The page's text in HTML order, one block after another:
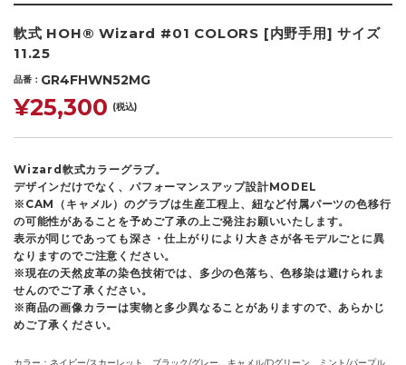
軟式 HOH® Wizard #01 COLORS [内野手用] サイズ
11.25
品番 GR4FHWN52MG
¥25,300 (税込)
Wizard軟式カラーグラブ。
デザインだけでなく、パフォーマンスアップ設計MODEL
※CAM（キャメル）のグラブは生産工程上、紐など付属パーツの色移行
の可能性があることを予めご了承の上ご発注お願いいたします。
表示が同じであっても深さ・仕上がりにより大きさが各モデルごとに異
なりますのでご注意ください。
※現在の天然皮革の染色技術では、多少の色落ち、色移染は避けられま
せんのでご了承ください。
※商品の画像カラーは実物と多少異なることがありますので、あらかじ
めご了承ください。
カラー
ネイビー/スカーレット、ブラック/グレー、キャメル/Dグリーン、ミント/パープル